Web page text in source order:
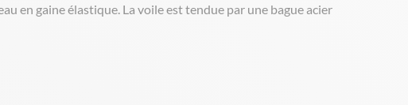
en gaine élastique. La voile est tendue par une bague acier